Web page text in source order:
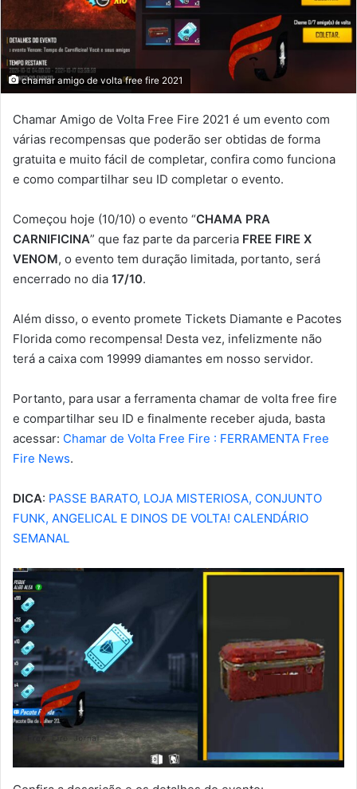
chamar amigo de volta free fire 2021
Chamar Amigo de Volta Free Fire 2021 é um evento com
várias recompensas que poderão ser obtidas de forma
gratuita e muito fácil de completar, confira como funciona
e como compartilhar seu ID completar o evento.
Começou hoje (10/10) o evento “CHAMA PRA
CARNIFICINA” que faz parte da parceria FREE FIRE X
VENOM, o evento tem duração limitada, portanto, será
encerrado no dia 17/10.
Além disso, o evento promete Tickets Diamante e Pacotes
Florida como recompensa! Desta vez, infelizmente não
terá a caixa com 19999 diamantes em nosso servidor.
Portanto, para usar a ferramenta chamar de volta free fire
e compartilhar seu ID e finalmente receber ajuda, basta
acessar: Chamar de Volta Free Fire : FERRAMENTA Free
Fire News.
DICA: PASSE BARATO, LOJA MISTERIOSA, CONJUNTO
FUNK, ANGELICAL E DINOS DE VOLTA! CALENDÁRIO
SEMANAL